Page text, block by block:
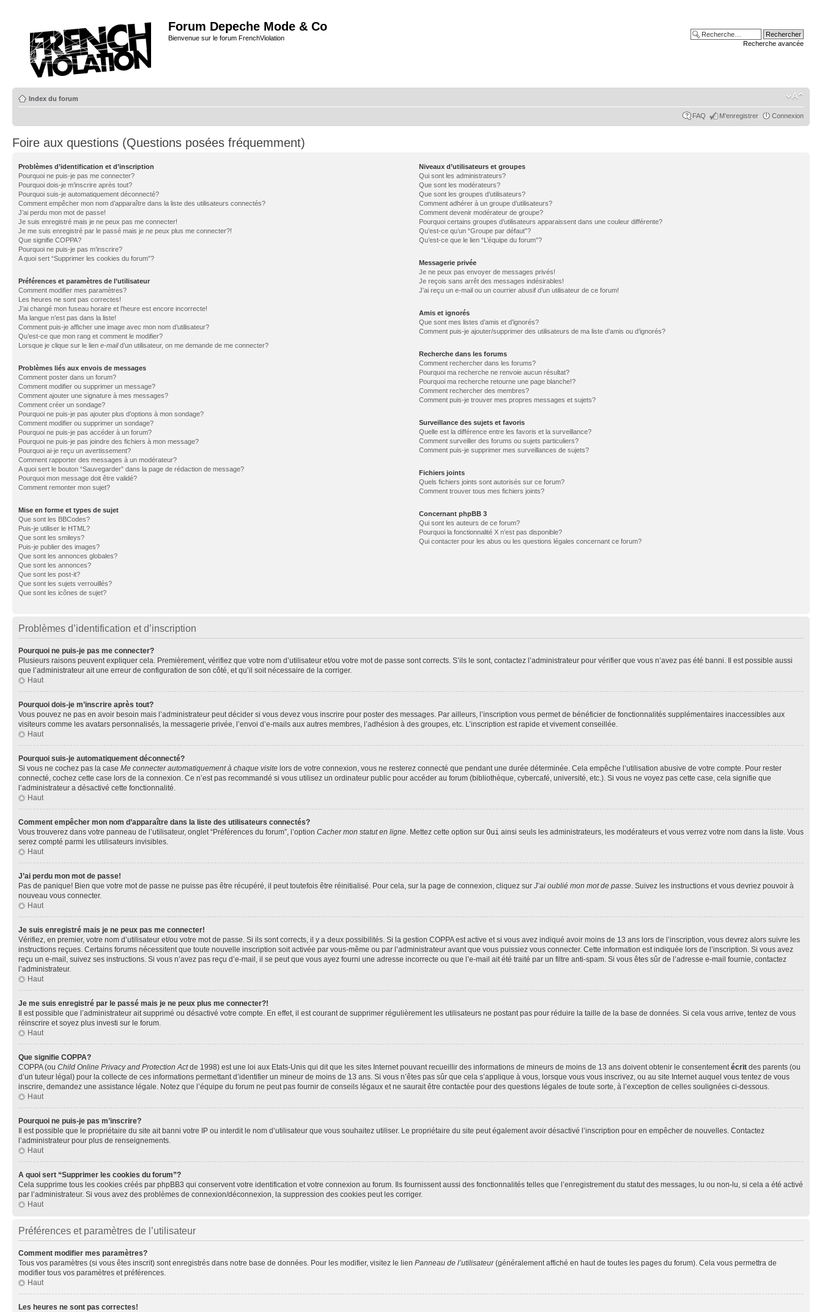
Forum Depeche Mode & Co
Bienvenue sur le forum FrenchViolation
Recherche avancée
Index du forum
FAQ M’enregistrer Connexion
Foire aux questions (Questions posées fréquemment)
Problèmes d’identification et d’inscription
Pourquoi ne puis-je pas me connecter?
Pourquoi dois-je m’inscrire après tout?
Pourquoi suis-je automatiquement déconnecté?
Comment empêcher mon nom d’apparaître dans la liste des utilisateurs connectés?
J’ai perdu mon mot de passe!
Je suis enregistré mais je ne peux pas me connecter!
Je me suis enregistré par le passé mais je ne peux plus me connecter?!
Que signifie COPPA?
Pourquoi ne puis-je pas m’inscrire?
A quoi sert “Supprimer les cookies du forum”?
Préférences et paramètres de l’utilisateur
Comment modifier mes paramètres?
Les heures ne sont pas correctes!
J’ai changé mon fuseau horaire et l’heure est encore incorrecte!
Ma langue n’est pas dans la liste!
Comment puis-je afficher une image avec mon nom d’utilisateur?
Qu’est-ce que mon rang et comment le modifier?
Lorsque je clique sur le lien e-maild’un utilisateur, on me demande de me connecter?
Problèmes liés aux envois de messages
Comment poster dans un forum?
Comment modifier ou supprimer un message?
Comment ajouter une signature à mes messages?
Comment créer un sondage?
Pourquoi ne puis-je pas ajouter plus d’options à mon sondage?
Comment modifier ou supprimer un sondage?
Pourquoi ne puis-je pas accéder à un forum?
Pourquoi ne puis-je pas joindre des fichiers à mon message?
Pourquoi ai-je reçu un avertissement?
Comment rapporter des messages à un modérateur?
A quoi sert le bouton “Sauvegarder” dans la page de rédaction de message?
Pourquoi mon message doit être validé?
Comment remonter mon sujet?
Mise en forme et types de sujet
Que sont les BBCodes?
Puis-je utiliser le HTML?
Que sont les smileys?
Puis-je publier des images?
Que sont les annonces globales?
Que sont les annonces?
Que sont les post-it?
Que sont les sujets verrouillés?
Que sont les icônes de sujet?
Niveaux d’utilisateurs et groupes
Qui sont les administrateurs?
Que sont les modérateurs?
Que sont les groupes d’utilisateurs?
Comment adhérer à un groupe d’utilisateurs?
Comment devenir modérateur de groupe?
Pourquoi certains groupes d’utilisateurs apparaissent dans une couleur différente?
Qu’est-ce qu’un “Groupe par défaut”?
Qu’est-ce que le lien “L’équipe du forum”?
Messagerie privée
Je ne peux pas envoyer de messages privés!
Je reçois sans arrêt des messages indésirables!
J’ai reçu un e-mail ou un courrier abusif d’un utilisateur de ce forum!
Amis et ignorés
Que sont mes listes d’amis et d’ignorés?
Comment puis-je ajouter/supprimer des utilisateurs de ma liste d’amis ou d’ignorés?
Recherche dans les forums
Comment rechercher dans les forums?
Pourquoi ma recherche ne renvoie aucun résultat?
Pourquoi ma recherche retourne une page blanche!?
Comment rechercher des membres?
Comment puis-je trouver mes propres messages et sujets?
Surveillance des sujets et favoris
Quelle est la différence entre les favoris et la surveillance?
Comment surveiller des forums ou sujets particuliers?
Comment puis-je supprimer mes surveillances de sujets?
Fichiers joints
Quels fichiers joints sont autorisés sur ce forum?
Comment trouver tous mes fichiers joints?
Concernant phpBB 3
Qui sont les auteurs de ce forum?
Pourquoi la fonctionnalité X n’est pas disponible?
Qui contacter pour les abus ou les questions légales concernant ce forum?
Problèmes d’identification et d’inscription
Pourquoi ne puis-je pas me connecter?
Plusieurs raisons peuvent expliquer cela. Premièrement, vérifiez que votre nom d’utilisateur et/ou votre mot de passe sont corrects. S’ils le sont, contactez l’administrateur pour vérifier que vous n’avez pas été banni. Il est possible aussi
que l’administrateur ait une erreur de configuration de son côté, et qu’il soit nécessaire de la corriger.
Haut
Pourquoi dois-je m’inscrire après tout?
Vous pouvez ne pas en avoir besoin mais l’administrateur peut décider si vous devez vous inscrire pour poster des messages. Par ailleurs, l’inscription vous permet de bénéficier de fonctionnalités supplémentaires inaccessibles aux
visiteurs comme les avatars personnalisés, la messagerie privée, l’envoi d’e-mails aux autres membres, l’adhésion à des groupes, etc. L’inscription est rapide et vivement conseillée.
Haut
Pourquoi suis-je automatiquement déconnecté?
Si vous ne cochez pas la case Me connecter automatiquement à chaque visite lors de votre connexion, vous ne resterez connecté que pendant une durée déterminée. Cela empêche l’utilisation abusive de votre compte. Pour rester
connecté, cochez cette case lors de la connexion. Ce n’est pas recommandé si vous utilisez un ordinateur public pour accéder au forum (bibliothèque, cybercafé, université, etc.). Si vous ne voyez pas cette case, cela signifie que
l’administrateur a désactivé cette fonctionnalité.
Haut
Comment empêcher mon nom d’apparaître dans la liste des utilisateurs connectés?
Vous trouverez dans votre panneau de l’utilisateur, onglet “Préférences du forum”, l’option Cacher mon statut en ligne. Mettez cette option sur Oui ainsi seuls les administrateurs, les modérateurs et vous verrez votre nom dans la liste. Vous
serez compté parmi les utilisateurs invisibles.
Haut
J’ai perdu mon mot de passe!
Pas de panique! Bien que votre mot de passe ne puisse pas être récupéré, il peut toutefois être réinitialisé. Pour cela, sur la page de connexion, cliquez sur J’ai oublié mon mot de passe. Suivez les instructions et vous devriez pouvoir à
nouveau vous connecter.
Haut
Je suis enregistré mais je ne peux pas me connecter!
Vérifiez, en premier, votre nom d’utilisateur et/ou votre mot de passe. Si ils sont corrects, il y a deux possibilités. Si la gestion COPPA est active et si vous avez indiqué avoir moins de 13 ans lors de l’inscription, vous devrez alors suivre les
instructions reçues. Certains forums nécessitent que toute nouvelle inscription soit activée par vous-même ou par l’administrateur avant que vous puissiez vous connecter. Cette information est indiquée lors de l’inscription. Si vous avez
reçu un e-mail, suivez ses instructions. Si vous n’avez pas reçu d’e-mail, il se peut que vous ayez fourni une adresse incorrecte ou que l’e-mail ait été traité par un filtre anti-spam. Si vous êtes sûr de l’adresse e-mail fournie, contactez
l’administrateur.
Haut
Je me suis enregistré par le passé mais je ne peux plus me connecter?!
Il est possible que l’administrateur ait supprimé ou désactivé votre compte. En effet, il est courant de supprimer régulièrement les utilisateurs ne postant pas pour réduire la taille de la base de données. Si cela vous arrive, tentez de vous
réinscrire et soyez plus investi sur le forum.
Haut
Que signifie COPPA?
COPPA (ou Child Online Privacy and Protection Actde 1998) est une loi aux Etats-Unis qui dit que les sites Internet pouvant recueillir des informations de mineurs de moins de 13 ans doivent obtenir le consentementécrit des parents (ou
d’un tuteur légal) pour la collecte de ces informations permettant d’identifier un mineur de moins de 13 ans. Si vous n’êtes pas sûr que cela s’applique à vous, lorsque vous vous inscrivez, ou au site Internet auquel vous tentez de vous
inscrire, demandez une assistance légale. Notez que l’équipe du forum ne peut pas fournir de conseils légaux et ne saurait être contactée pour des questions légales de toute sorte, à l’exception de celles soulignées ci-dessous.
Haut
Pourquoi ne puis-je pas m’inscrire?
Il est possible que le propriétaire du site ait banni votre IP ou interdit le nom d’utilisateur que vous souhaitez utiliser. Le propriétaire du site peut également avoir désactivé l’inscription pour en empêcher de nouvelles. Contactez
l’administrateur pour plus de renseignements.
Haut
A quoi sert “Supprimer les cookies du forum”?
Cela supprime tous les cookies créés par phpBB3 qui conservent votre identification et votre connexion au forum. Ils fournissent aussi des fonctionnalités telles que l’enregistrement du statut des messages, lu ou non-lu, si cela a été activé
par l’administrateur. Si vous avez des problèmes de connexion/déconnexion, la suppression des cookies peut les corriger.
Haut
Préférences et paramètres de l’utilisateur
Comment modifier mes paramètres?
Tous vos paramètres (si vous êtes inscrit) sont enregistrés dans notre base de données. Pour les modifier, visitez le lien Panneau de l’utilisateur(généralement affiché en haut de toutes les pages du forum). Cela vous permettra de
modifier tous vos paramètres et préférences.
Haut
Les heures ne sont pas correctes!